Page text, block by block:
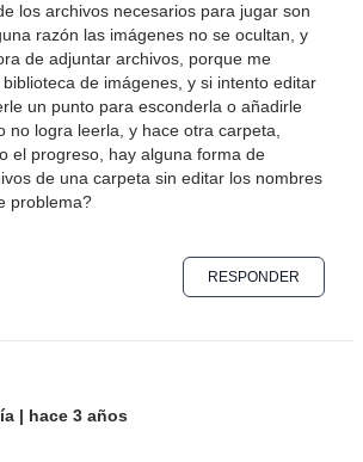
los archivos necesarios para jugar son
razón las imágenes no se ocultan, y
de adjuntar archivos, porque me
de imágenes, y si intento editar
un punto para esconderla o añadirle
no logra leerla, y hace otra carpeta,
el progreso, hay alguna forma de
de una carpeta sin editar los nombres
problema?
RESPONDER
| hace 3 años